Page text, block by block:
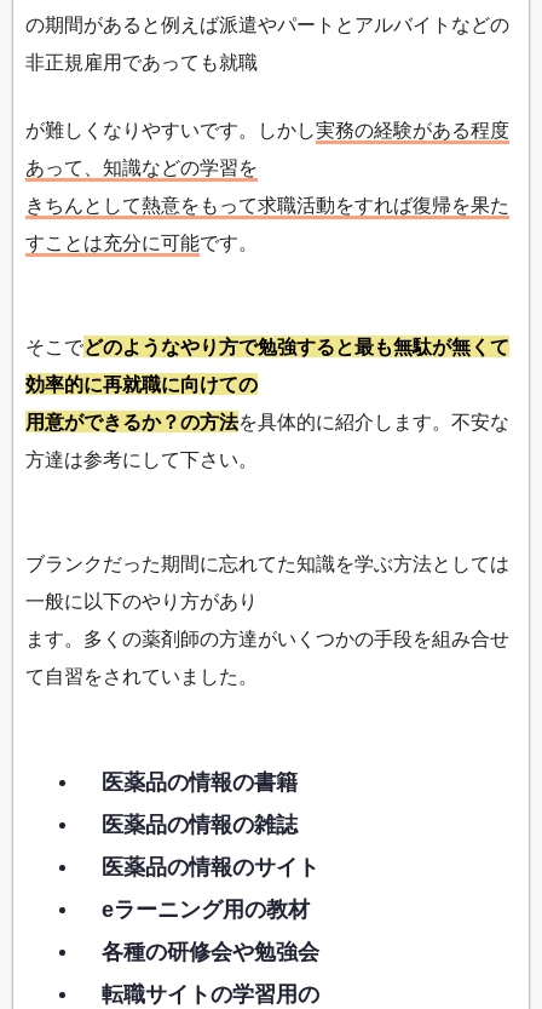
の期間があると例えば派遣やパートとアルバイトなどの
非正規雇用であっても就職
が難しくなりやすいです。しかし 実務の経験がある程度
あって、知識などの学習を
きちんとして熱意をもって求職活動をすれば復帰を果た
すことは充分に可能です。
そこでどのようなやり方で勉強すると最も無駄が無くて
効率的に再就職に向けての
用意ができるか？の方法を具体的に紹介します。不安な
方達は参考にして下さい。
ブランクだった期間に忘れてた知識を学ぶ方法としては
一般に以下のやり方があり
ます。多くの薬剤師の方達がいくつかの手段を組み合せ
て自習をされていました。
医薬品の情報の書籍
医薬品の情報の雑誌
医薬品の情報のサイト
eラーニング用の教材
各種の研修会や勉強会
転職サイトの学習用の